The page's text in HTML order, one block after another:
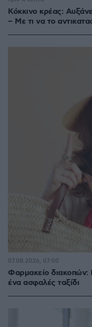
Κόκκινο κρέας:
– Με τι να το
Φαρμακείο διακοπών:
ένα ασφαλές ταξίδι
07.08.2026, 07:00